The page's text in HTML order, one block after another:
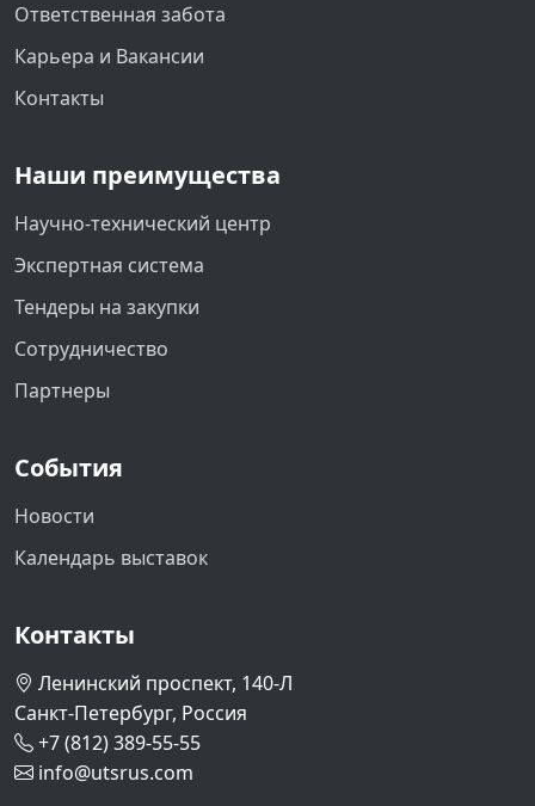
Ответственная забота
Карьера и Вакансии
Контакты
Наши преимущества
Научно-технический центр
Экспертная система
Тендеры на закупки
Сотрудничество
Партнеры
События
Новости
Календарь выставок
Контакты
Ленинский проспект, 140-Л
Санкт-Петербург, Россия
+7 (812) 389-55-55
info@utsrus.com